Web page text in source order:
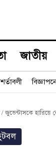
জাতীয়
শর্তাবলী
/জুভেন্টাসকে হারিয়ে